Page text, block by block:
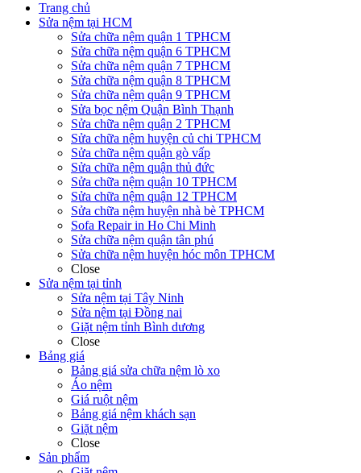
Trang chủ
Sửa nệm tại HCM
Sửa chữa nệm quận 1 TPHCM
Sửa chữa nệm quận 6 TPHCM
Sửa chữa nệm quận 7 TPHCM
Sửa chữa nệm quận 8 TPHCM
Sửa chữa nệm quận 9 TPHCM
Sửa bọc nệm Quận Bình Thạnh
Sửa chữa nệm quận 2 TPHCM
Sửa chữa nệm huyện củ chi TPHCM
Sửa chữa nệm quận gò vấp
Sửa chữa nệm quận thủ đức
Sửa chữa nệm quận 10 TPHCM
Sửa chữa nệm quận 12 TPHCM
Sửa chữa nệm huyện nhà bè TPHCM
Sofa Repair in Ho Chi Minh
Sửa chữa nệm quận tân phú
Sửa chữa nệm huyện hóc môn TPHCM
Close
Sửa nệm tại tỉnh
Sửa nệm tại Tây Ninh
Sửa nệm tại Đồng nai
Giặt nệm tỉnh Bình dương
Close
Bảng giá
Bảng giá sửa chữa nệm lò xo
Áo nệm
Giá ruột nệm
Bảng giá nệm khách sạn
Giặt nệm
Close
Sản phẩm